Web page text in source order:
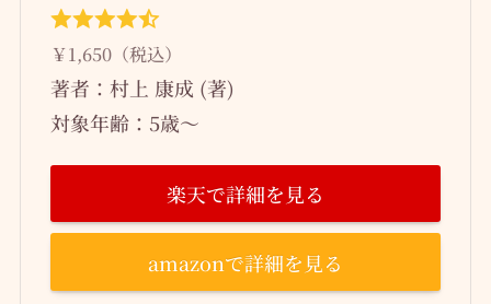
￥1,650（税込）
著者：村上 康成 (著)
対象年齢：5歳～
楽天で詳細を見る
amazonで詳細を見る